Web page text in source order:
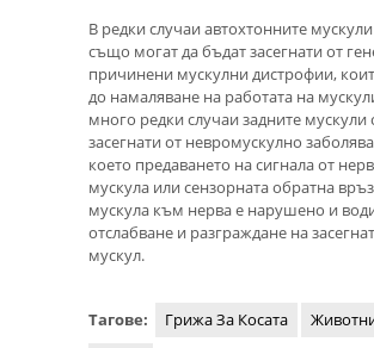
В редки случаи автохтонните
също могат да бъдат засегнати от
причинени мускулни дистрофии,
до намаляване на работата на
много редки случаи задните мускули
засегнати от невромускулно
което предаването на сигнала от
мускула или сензорната обратна
мускула към нерва е нарушено и
отслабване и разграждане на
мускул.
Тагове: Грижа За Косата